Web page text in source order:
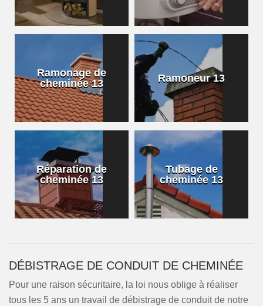
Ramonage de
cheminée 13
Ramoneur 13
Réparation de
cheminée 13
Tubage de
cheminée 13
DÉBISTRAGE DE CONDUIT DE CHEMINÉE
Pour une raison sécuritaire, la loi nous oblige à réaliser
tous les 5 ans un travail de débistrage de conduit de notre